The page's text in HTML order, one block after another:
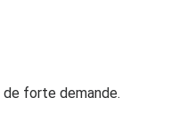
forte demande.